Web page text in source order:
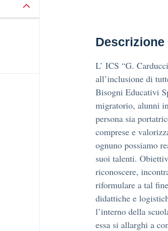
Descrizione
L’ ICS “G.
all’inclusione di
Bisogni Educativi
migratorio, alunni
persona sia
comprese e
ognuno possiamo
suoi talenti.
riconoscere,
riformulare a tal
didattiche e
l’interno della
essa si allarghi a